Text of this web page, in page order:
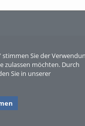
Sie der
zulassen möchten. Durch
Sie in unserer